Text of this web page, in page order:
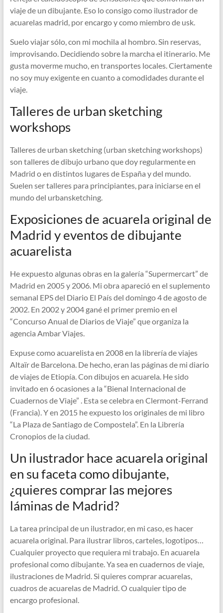
viaje de un dibujante. Eso lo consigo como ilustrador de
acuarelas madrid, por encargo y como miembro de usk.
Suelo viajar sólo, con mi mochila al hombro. Sin reservas,
improvisando. Decidiendo sobre la marcha el itinerario. Me
gusta moverme mucho, en transportes locales. Ciertamente
no soy muy exigente en cuanto a comodidades durante el
viaje.
Talleres de urban sketching
workshops
Talleres de urban sketching (urban sketching workshops)
son talleres de dibujo urbano que doy regularmente en
Madrid o en distintos lugares de España y del mundo.
Suelen ser talleres para principiantes, para iniciarse en el
mundo del urbansketching.
Exposiciones de acuarela original de
Madrid y eventos de dibujante
acuarelista
He expuesto algunas obras en la galería “Supermercart” de
Madrid en 2005 y 2006. Mi obra apareció en el suplemento
semanal EPS del Diario El País del domingo 4 de agosto de
2002. En 2002 y 2004 gané el primer premio en el
“Concurso Anual de Diarios de Viaje” que organiza la
agencia Ambar Viajes.
Expuse como acuarelista en 2008 en la librería de viajes
Altaïr de Barcelona. De hecho, eran las páginas de mi diario
de viajes de Etiopía. Con dibujos en acuarela. He sido
invitado en 6 ocasiones a la “Bienal Internacional de
Cuadernos de Viaje” . Esta se celebra en Clermont-Ferrand
(Francia). Y en 2015 he expuesto los originales de mi libro
“La Plaza de Santiago de Compostela”. En la Librería
Cronopios de la ciudad.
Un ilustrador hace acuarela original
en su faceta como dibujante,
¿quieres comprar las mejores
láminas de Madrid?
La tarea principal de un ilustrador, en mi caso, es hacer
acuarela original. Para ilustrar libros, carteles, logotipos…
Cualquier proyecto que requiera mi trabajo. En acuarela
profesional como dibujante. Ya sea en cuadernos de viaje,
ilustraciones de Madrid. Si quieres comprar acuarelas,
cuadros de acuarelas de Madrid. O cualquier tipo de
encargo profesional.